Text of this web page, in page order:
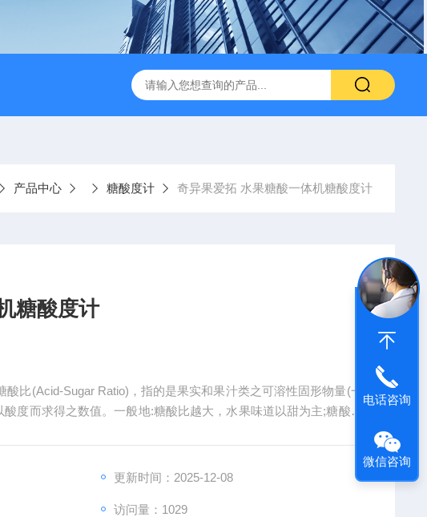
仪 叶拓 MGC-1000P 恒温恒湿光照培养箱 LRH-300DB叶拓
产品中心 糖酸度计 奇异果爱拓 水果糖酸一体机糖酸度计
糖酸度计
比(Acid-Sugar Ratio)，指的是果实和果汁类之可溶性固形物量(一
度而求得之数值。一般地:糖酸比越大，水果味道以甜为主;糖酸比
更新时间：2025-12-08
访问量：1029
电话咨询
微信咨询